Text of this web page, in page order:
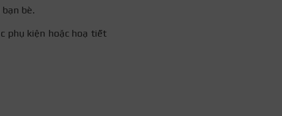
bè.
phụ kiện hoặc hoạ tiết